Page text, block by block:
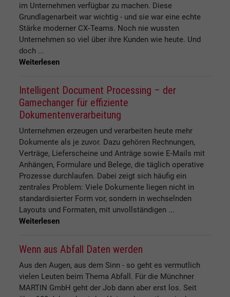
im Unternehmen verfügbar zu machen. Diese
Grundlagenarbeit war wichtig - und sie war eine echte
Stärke moderner CX‑Teams. Noch nie wussten
Unternehmen so viel über ihre Kunden wie heute. Und
doch ...
Weiterlesen
Intelligent Document Processing – der
Gamechanger für effiziente
Dokumentenverarbeitung
Unternehmen erzeugen und verarbeiten heute mehr
Dokumente als je zuvor. Dazu gehören Rechnungen,
Verträge, Lieferscheine und Anträge sowie E-Mails mit
Anhängen, Formulare und Belege, die täglich operative
Prozesse durchlaufen. Dabei zeigt sich häufig ein
zentrales Problem: Viele Dokumente liegen nicht in
standardisierter Form vor, sondern in wechselnden
Layouts und Formaten, mit unvollständigen ...
Weiterlesen
Wenn aus Abfall Daten werden
Aus den Augen, aus dem Sinn - so geht es vermutlich
vielen Leuten beim Thema Abfall. Für die Münchner
MARTIN GmbH geht der Job dann aber erst los. Seit